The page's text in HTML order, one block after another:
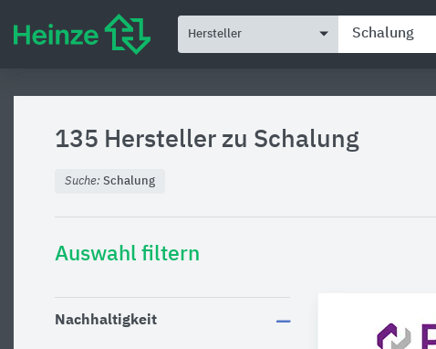
Hersteller
135 Hersteller zu Schalung
Suche: Schalung
Auswahl filtern
Nachhaltigkeit